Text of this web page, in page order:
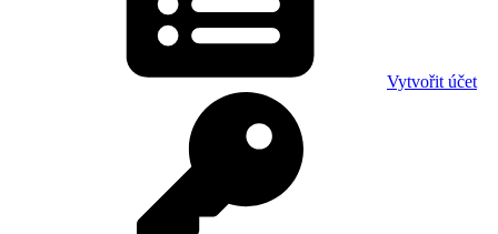
Vytvořit účet